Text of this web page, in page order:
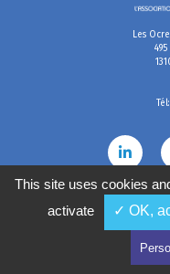
Les
Mentions légales Conditions générales
2020©
This site uses cookies
activate
✓ OK,